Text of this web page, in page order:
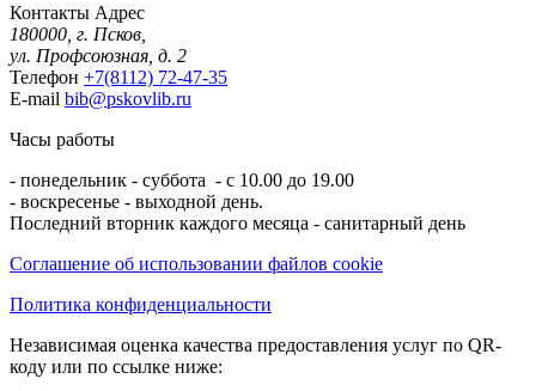
Контакты Адрес
180000, г. Псков,
ул. Профсоюзная, д. 2
Телефон +7(8112) 72-47-35
E-mail bib@pskovlib.ru
Часы работы
- понедельник - суббота - с 10.00 до 19.00
- воскресенье - выходной день.
Последний вторник каждого месяца - санитарный день
Соглашение об использовании файлов cookie
Политика конфиденциальности
Независимая оценка качества предоставления услуг по QR-
коду или по ссылке ниже: